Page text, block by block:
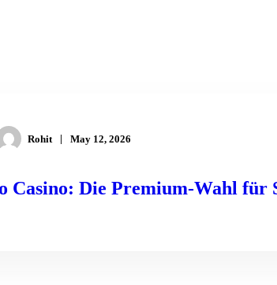
Rohit May 12, 2026
Casino: Die Premium-Wahl für